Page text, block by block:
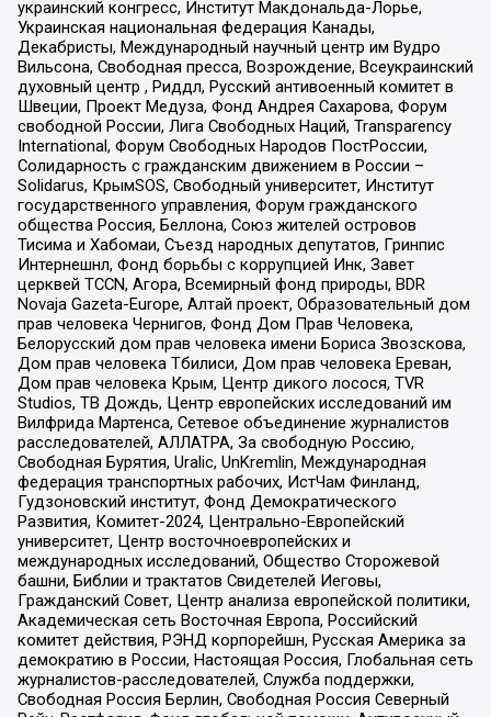
украинский конгресс, Институт Макдональда-Лорье,
Украинская национальная федерация Канады,
Декабристы, Международный научный центр им Вудро
Вильсона, Свободная пресса, Возрождение, Всеукраинский
духовный центр , Риддл, Русский антивоенный комитет в
Швеции, Проект Медуза, Фонд Андрея Сахарова, Форум
свободной России, Лига Свободных Наций, Transparеncy
International, Форум Свободных Народов ПостРоссии,
Солидарность с гражданским движением в России –
Solidarus, КрымSOS, Свободный университет, Институт
государственного управления, Форум гражданского
общества Россия, Беллона, Союз жителей островов
Тисима и Хабомаи, Съезд народных депутатов, Гринпис
Интернешнл, Фонд борьбы с коррупцией Инк, Завет
церквей TCCN, Агора, Всемирный фонд природы, BDR
Novaja Gazeta-Europe, Алтай проект, Образовательный дом
прав человека Чернигов, Фонд Дом Прав Человека,
Белорусский дом прав человека имени Бориса Звозскова,
Дом прав человека Тбилиси, Дом прав человека Ереван,
Дом прав человека Крым, Центр дикого лосося, TVR
Studios, ТВ Дождь, Центр европейских исследований им
Вилфрида Мартенса, Сетевое объединение журналистов
расследователей, АЛЛАТРА, За свободную Россию,
Свободная Бурятия, Uralic, UnKremlin, Международная
федерация транспортных рабочих, ИстЧам Финланд,
Гудзоновский институт, Фонд Демократического
Развития, Комитет-2024, Центрально-Европейский
университет, Центр восточноевропейских и
международных исследований, Общество Сторожевой
башни, Библии и трактатов Свидетелей Иеговы,
Гражданский Совет, Центр анализа европейской политики,
Академическая сеть Восточная Европа, Российский
комитет действия, РЭНД корпорейшн, Русская Америка за
демократию в России, Настоящая Россия, Глобальная сеть
журналистов-расследователей, Служба поддержки,
Свободная Россия Берлин, Свободная Россия Северный